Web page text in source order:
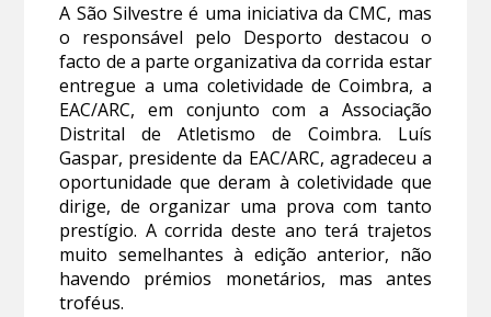
A São Silvestre é uma iniciativa da CMC, mas
o responsável pelo Desporto destacou o
facto de a parte organizativa da corrida estar
entregue a uma coletividade de Coimbra, a
EAC/ARC, em conjunto com a Associação
Distrital de Atletismo de Coimbra. Luís
Gaspar, presidente da EAC/ARC, agradeceu a
oportunidade que deram à coletividade que
dirige, de organizar uma prova com tanto
prestígio. A corrida deste ano terá trajetos
muito semelhantes à edição anterior, não
havendo prémios monetários, mas antes
troféus.